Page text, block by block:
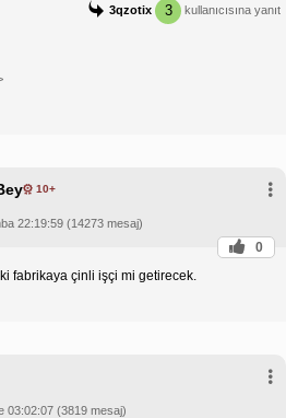
3qzotix 3 kullanıcısına yanıt
10+
22:19:59 (14273 mesaj)
0
fabrikaya çinli işçi mi getirecek.
03:02:07 (3819 mesaj)